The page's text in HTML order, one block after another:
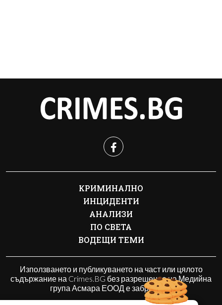
КРИМИНАЛНО
ИНЦИДЕНТИ
АНАЛИЗИ
ПО СВЕТА
ВОДЕЩИ ТЕМИ
Използването и публикуването на част или цялото
съдържание на Crimes.BG без разрешение на Медийна
група Асмара ЕООД е забранено.